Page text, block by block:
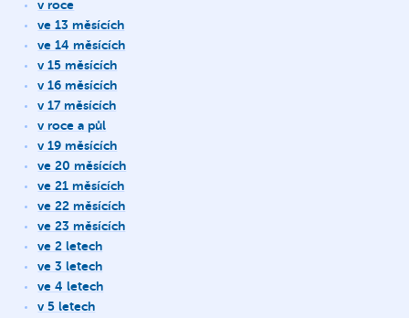
v roce
ve 13 měsících
ve 14 měsících
v 15 měsících
v 16 měsících
v 17 měsících
v roce a půl
v 19 měsících
ve 20 měsících
ve 21 měsících
ve 22 měsících
ve 23 měsících
ve 2 letech
ve 3 letech
ve 4 letech
v 5 letech